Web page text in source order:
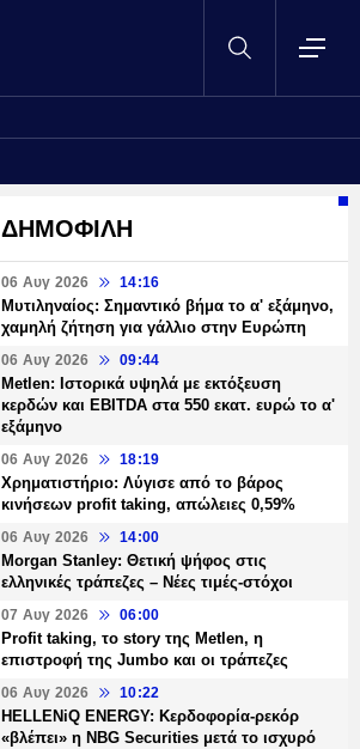
ΔΗΜΟΦΙΛΗ
06 Αυγ 2026 14:16
Μυτιληναίος: Σημαντικό βήμα το α' εξάμηνο,
χαμηλή ζήτηση για γάλλιο στην Ευρώπη
06 Αυγ 2026 09:44
Metlen: Ιστορικά υψηλά με εκτόξευση
κερδών και EBITDA στα 550 εκατ. ευρώ το α'
εξάμηνο
06 Αυγ 2026 18:19
Χρηματιστήριο: Λύγισε από το βάρος
κινήσεων profit taking, απώλειες 0,59%
06 Αυγ 2026 14:00
Morgan Stanley: Θετική ψήφος στις
ελληνικές τράπεζες – Νέες τιμές-στόχοι
07 Αυγ 2026 06:00
Profit taking, το story της Metlen, η
επιστροφή της Jumbo και οι τράπεζες
06 Αυγ 2026 10:22
HELLENiQ ENERGY: Κερδοφορία-ρεκόρ
«βλέπει» η NBG Securities μετά το ισχυρό